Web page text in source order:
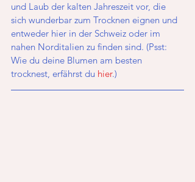
und Laub der kalten Jahreszeit vor, die
sich wunderbar zum Trocknen eignen und
entweder hier in der Schweiz oder im
nahen Norditalien zu finden sind. (Psst:
Wie du deine Blumen am besten
trocknest, erfährst du hier.)